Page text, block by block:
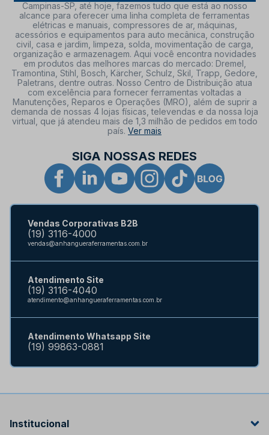
Campinas-SP, até hoje, fazemos tudo que está ao nosso
alcance para oferecer uma linha completa de ferramentas
elétricas e manuais, compressores de ar, máquinas,
acessórios e equipamentos para auto mecânica, construção
civil, casa e jardim, limpeza, solda, movimentação de carga,
organização e armazenagem. Aqui você encontra novidades
em produtos das melhores marcas do mercado: Dremel,
Tramontina, Stihl, Bosch, Kärcher, Schulz, Skil, Trapp, Gedore,
Paletrans, dentre outras. Nosso Centro de Distribuição atua
com excelência para fornecer ferramentas voltadas a
Manutenções, Reparos e Operações (MRO), além de suprir a
demanda de nossas 4 lojas físicas, televendas e da nossa loja
virtual, que já atendeu mais de 1,3 milhão de pedidos em todo
país. Ver mais
SIGA NOSSAS REDES
Vendas Corporativas B2B
(19) 3116-4000
vendas@anhangueraferramentas.com.br
Atendimento Site
(19) 3116-4040
atendimento@anhangueraferramentas.com.br
Atendimento Whatsapp Site
(19) 99863-0881
Institucional